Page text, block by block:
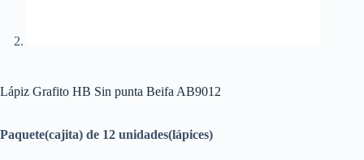
Lápiz Grafito HB Sin punta Beifa AB9012
Paquete(cajita) de 12 unidades(lápices)